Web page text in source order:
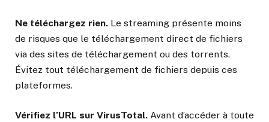
Ne téléchargez rien. Le streaming présente moins
de risques que le téléchargement direct de fichiers
via des sites de téléchargement ou des torrents.
Évitez tout téléchargement de fichiers depuis ces
plateformes.
Vérifiez l’URL sur VirusTotal. Avant d’accéder à toute